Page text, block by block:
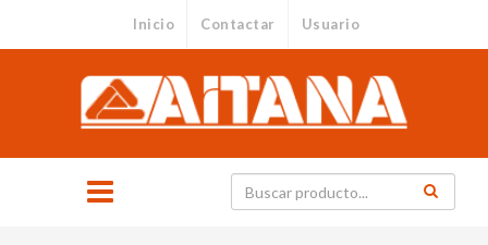
Inicio Contactar Usuario